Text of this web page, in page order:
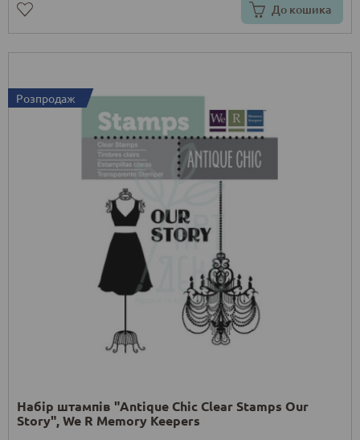
До кошика
Розпродаж
Набір штампів "Antique Chic Clear Stamps Our
Story", We R Memory Keepers